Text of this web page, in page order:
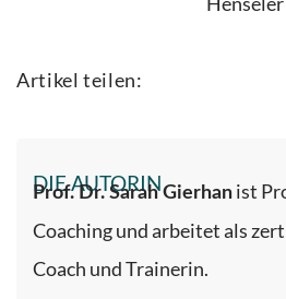
Artikel teilen:
DIE AUTORIN
Prof. Dr. Sarah Gierhan ist
Coaching und arbeitet als
Coach und Trainerin.